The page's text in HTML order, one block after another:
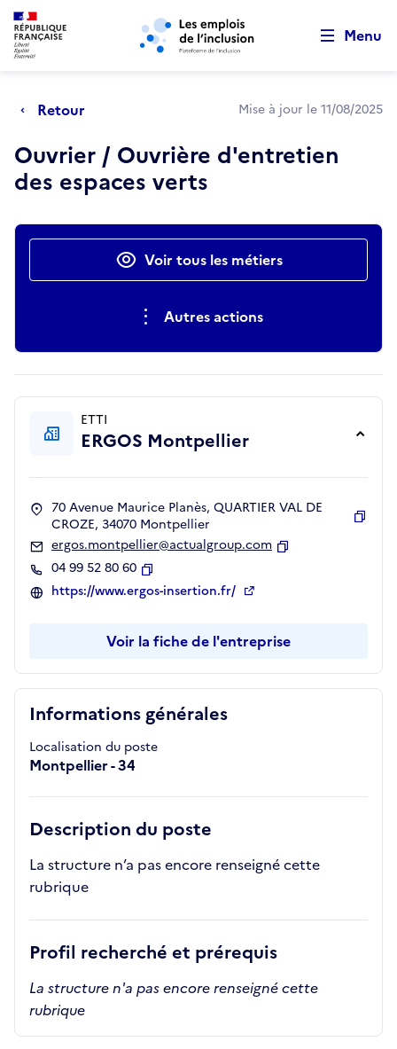
Aller au menu principal Aller au contenu principal
Menu
Retour Mise à jour le 11/08/2025
Ouvrier / Ouvrière d'entretien
des espaces verts
Actions rapidesVoir tous les métiers
Autres actions
Informations générales
Localisation du poste
Montpellier - 34
Description du poste
La structure n’a pas encore renseigné cette
rubrique
Profil recherché et prérequis
La structure n'a pas encore renseigné cette
rubrique
ETTI
ERGOS Montpellier
70 Avenue Maurice Planès, QUARTIER VAL DE
CROZE, 34070 Montpellier
ergos.montpellier@actualgroup.com
04 99 52 80 60
Copier
https://www.ergos-insertion.fr/
Voir la fiche de l'entreprise
Retour au début de la page
Panneau de gestion des cookies